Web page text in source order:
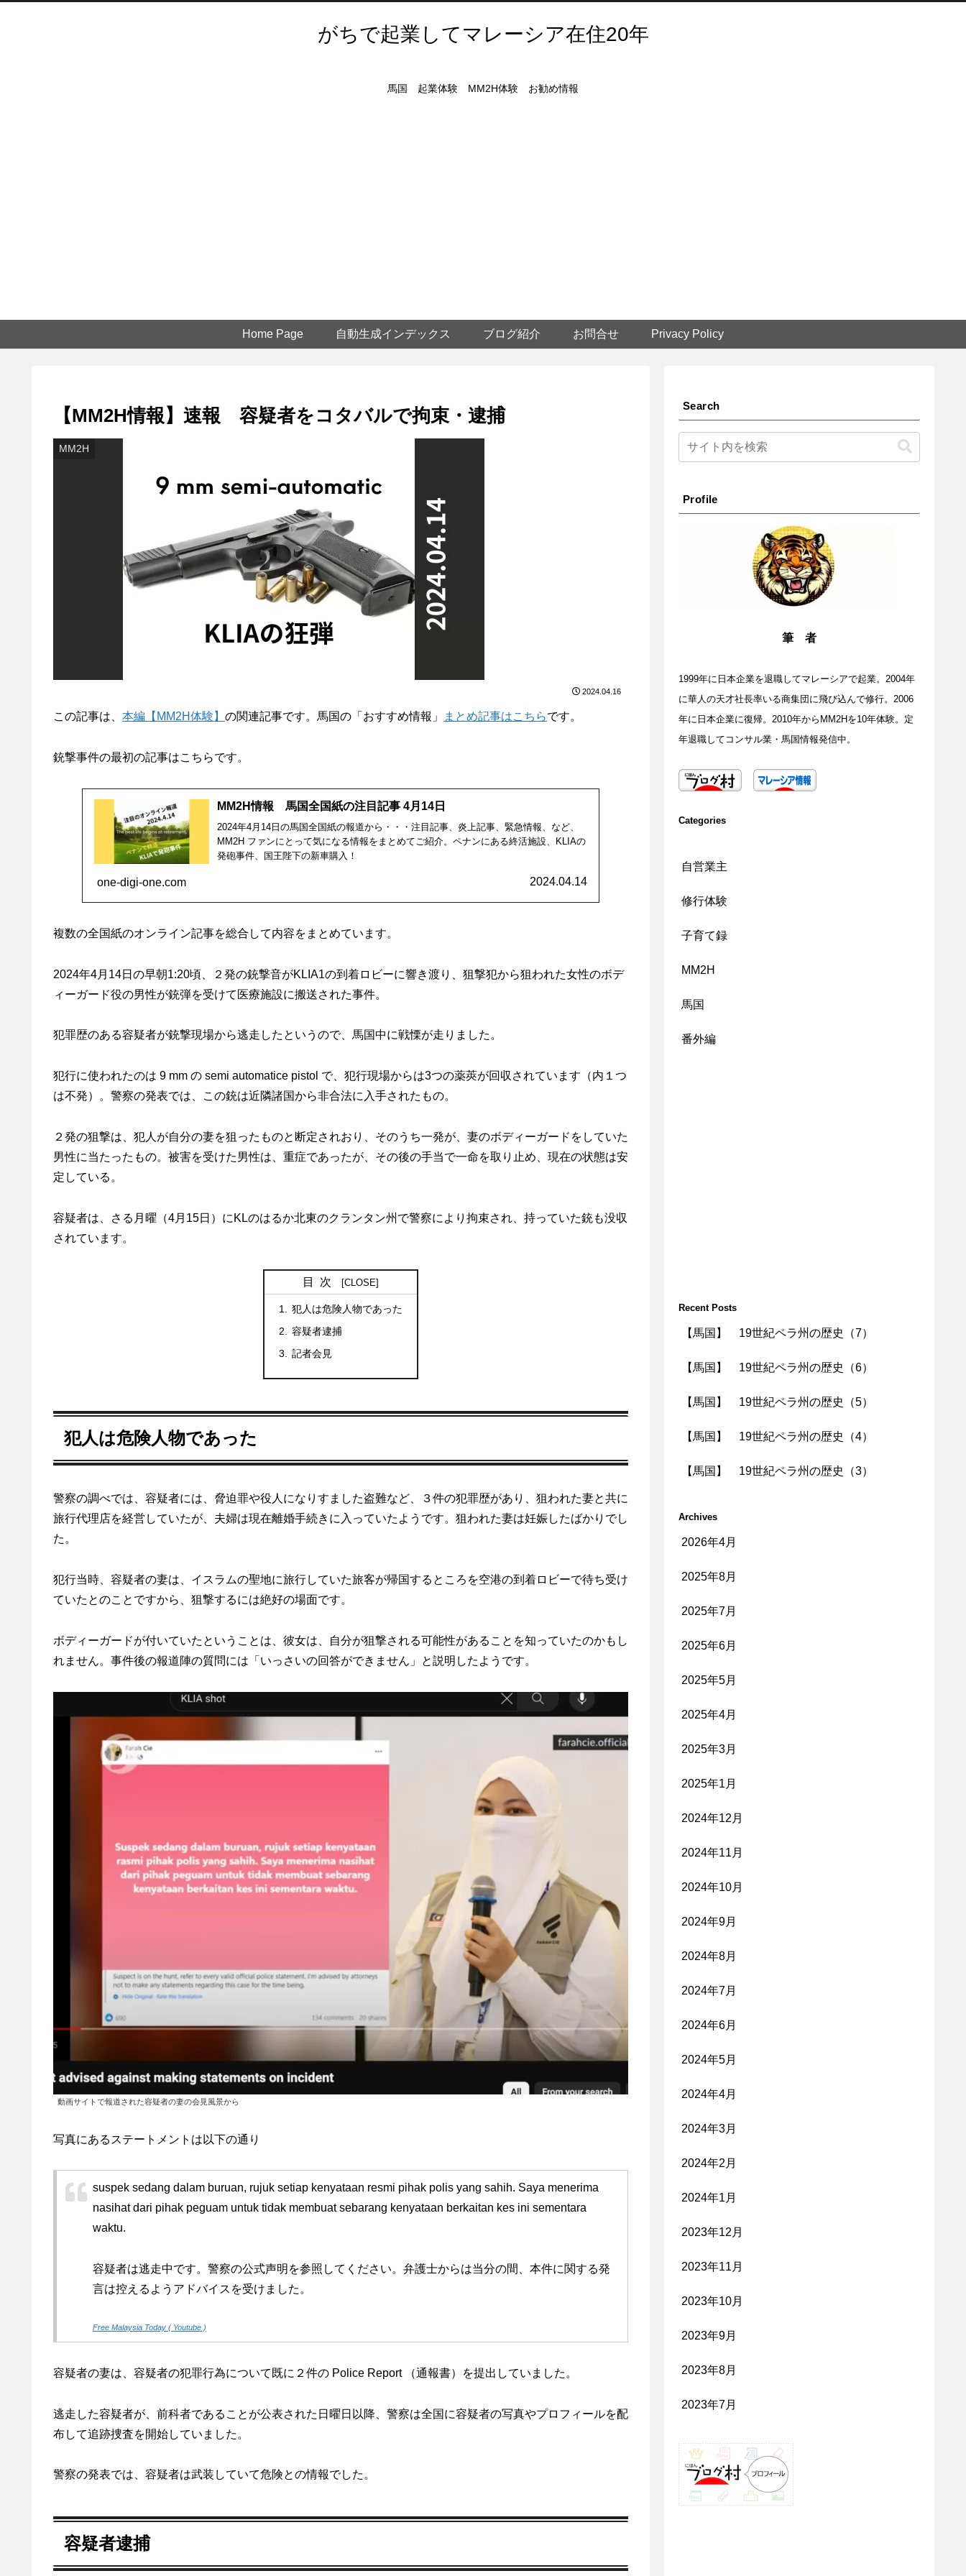
がちで起業してマレーシア在住20年
馬国 起業体験 MM2H体験 お勧め情報
Home Page 自動生成インデックス ブログ紹介 お問合せ Privacy Policy
【MM2H情報】速報 容疑者をコタバルで拘束・逮捕
MM2H
2024.04.16
この記事は、 本編【MM2H体験】 の関連記事です。馬国の「おすすめ情報」 まとめ記事はこちらです。
銃撃事件の最初の記事はこちらです。
MM2H情報 馬国全国紙の注目記事 4月14日
2024年4月14日の馬国全国紙の報道から・・・注目記事、炎上記事、緊急情報、など、
MM2H ファンにとって気になる情報をまとめてご紹介。ペナンにある終活施設、KLIAの
発砲事件、国王陛下の新車購入！
one-digi-one.com 2024.04.14
複数の全国紙のオンライン記事を総合して内容をまとめています。
2024年4月14日の早朝1:20頃、２発の銃撃音がKLIA1の到着ロビーに響き渡り、狙撃犯から狙われた女性のボデ
ィーガード役の男性が銃弾を受けて医療施設に搬送された事件。
犯罪歴のある容疑者が銃撃現場から逃走したというので、馬国中に戦慄が走りました。
犯行に使われたのは 9 mm の semi automatice pistol で、犯行現場からは3つの薬莢が回収されています（内１つ
は不発）。警察の発表では、この銃は近隣諸国から非合法に入手されたもの。
２発の狙撃は、犯人が自分の妻を狙ったものと断定されおり、そのうち一発が、妻のボディーガードをしていた
男性に当たったもの。被害を受けた男性は、重症であったが、その後の手当で一命を取り止め、現在の状態は安
定している。
容疑者は、さる月曜（4月15日）にKLのはるか北東のクランタン州で警察により拘束され、持っていた銃も没収
されています。
目次
犯人は危険人物であった
容疑者逮捕
記者会見
犯人は危険人物であった
警察の調べでは、容疑者には、脅迫罪や役人になりすました盗難など、３件の犯罪歴があり、狙われた妻と共に
旅行代理店を経営していたが、夫婦は現在離婚手続きに入っていたようです。狙われた妻は妊娠したばかりでし
た。
犯行当時、容疑者の妻は、イスラムの聖地に旅行していた旅客が帰国するところを空港の到着ロビーで待ち受け
ていたとのことですから、狙撃するには絶好の場面です。
ボディーガードが付いていたということは、彼女は、自分が狙撃される可能性があることを知っていたのかもし
れません。事件後の報道陣の質問には「いっさいの回答ができません」と説明したようです。
動画サイトで報道された容疑者の妻の会見風景から
写真にあるステートメントは以下の通り
suspek sedang dalam buruan, rujuk setiap kenyataan resmi pihak polis yang sahih. Saya menerima
nasihat dari pihak peguam untuk tidak membuat sebarang kenyataan berkaitan kes ini sementara
waktu.
容疑者は逃走中です。警察の公式声明を参照してください。弁護士からは当分の間、本件に関する発
言は控えるようアドバイスを受けました。
Free Malaysia Today ( Youtube )
容疑者の妻は、容疑者の犯罪行為について既に２件の Police Report （通報書）を提出していました。
逃走した容疑者が、前科者であることが公表された日曜日以降、警察は全国に容疑者の写真やプロフィールを配
布して追跡捜査を開始していました。
警察の発表では、容疑者は武装していて危険との情報でした。
容疑者逮捕
Search
Profile
筆 者
1999年に日本企業を退職してマレーシアで起業。2004年
に華人の天才社長率いる商集団に飛び込んで修行。2006
年に日本企業に復帰。2010年からMM2Hを10年体験。定
年退職してコンサル業・馬国情報発信中。
Categories
自営業主
修行体験
子育て録
MM2H
馬国
番外編
Recent Posts
【馬国】 19世紀ペラ州の歴史（7）
【馬国】 19世紀ペラ州の歴史（6）
【馬国】 19世紀ペラ州の歴史（5）
【馬国】 19世紀ペラ州の歴史（4）
【馬国】 19世紀ペラ州の歴史（3）
Archives
2026年4月
2025年8月
2025年7月
2025年6月
2025年5月
2025年4月
2025年3月
2025年1月
2024年12月
2024年11月
2024年10月
2024年9月
2024年8月
2024年7月
2024年6月
2024年5月
2024年4月
2024年3月
2024年2月
2024年1月
2023年12月
2023年11月
2023年10月
2023年9月
2023年8月
2023年7月